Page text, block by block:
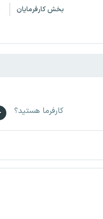
بخش کارفرمایان
کارفرما هستید؟